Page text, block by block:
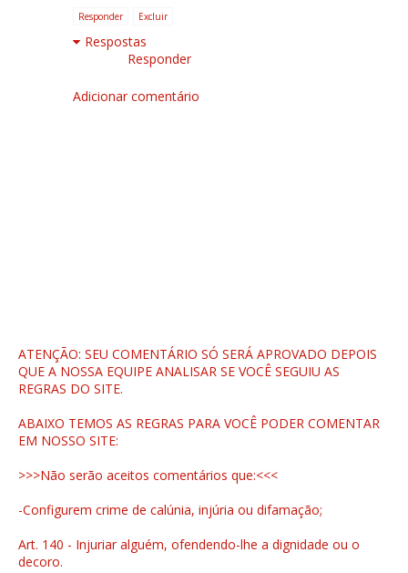
Responder Excluir
Respostas
Responder
Adicionar comentário
ATENÇÃO: SEU COMENTÁRIO SÓ SERÁ APROVADO DEPOIS
QUE A NOSSA EQUIPE ANALISAR SE VOCÊ SEGUIU AS
REGRAS DO SITE.
ABAIXO TEMOS AS REGRAS PARA VOCÊ PODER COMENTAR
EM NOSSO SITE:
>>>Não serão aceitos comentários que:<<<
-Configurem crime de calúnia, injúria ou difamação;
Art. 140 - Injuriar alguém, ofendendo-lhe a dignidade ou o
decoro.